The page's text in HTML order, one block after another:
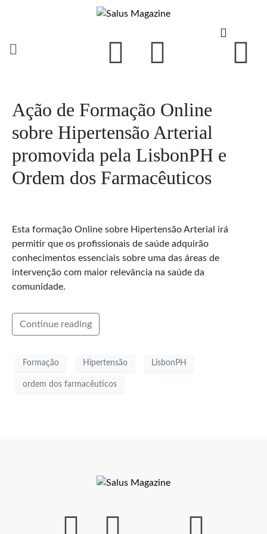
Ação de Formação Online
sobre Hipertensão Arterial
promovida pela LisbonPH e
Ordem dos Farmacêuticos
Esta formação Online sobre Hipertensão Arterial irá
permitir que os profissionais de saúde adquirão
conhecimentos essenciais sobre uma das áreas de
intervenção com maior relevância na saúde da
comunidade.
Continue reading
Formação Hipertensão LisbonPH
ordem dos farmacêuticos